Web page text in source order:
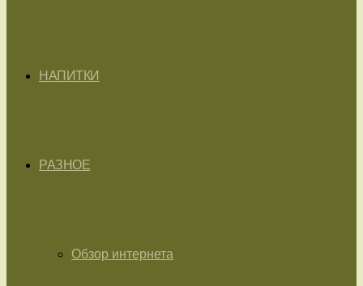
НАПИТКИ
РАЗНОЕ
Обзор интернета